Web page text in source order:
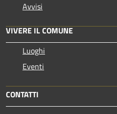
Avvisi
VIVERE IL COMUNE
Luoghi
Eventi
CONTATTI